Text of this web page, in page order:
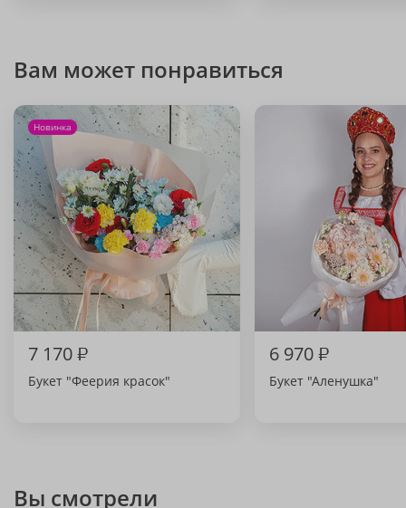
Вам может понравиться
Новинка
7 170₽
Букет "Феерия красок"
6 970₽
Букет "Аленушка"
Вы смотрели